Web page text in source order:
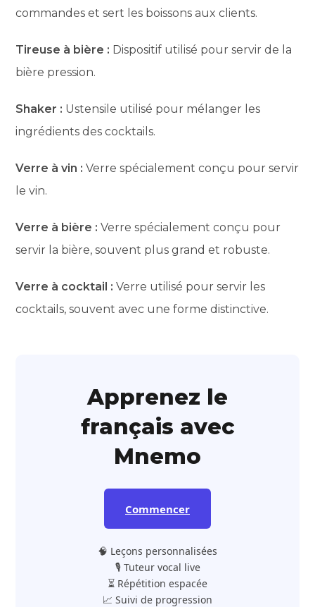
commandes et sert les boissons aux clients.
Tireuse à bière : Dispositif utilisé pour servir de la
bière pression.
Shaker : Ustensile utilisé pour mélanger les
ingrédients des cocktails.
Verre à vin : Verre spécialement conçu pour servir
le vin.
Verre à bière : Verre spécialement conçu pour
servir la bière, souvent plus grand et robuste.
Verre à cocktail : Verre utilisé pour servir les
cocktails, souvent avec une forme distinctive.
Apprenez le
français avec
Mnemo
Commencer
🧠 Leçons personnalisées
🎙️ Tuteur vocal live
⏳ Répétition espacée
📈 Suivi de progression